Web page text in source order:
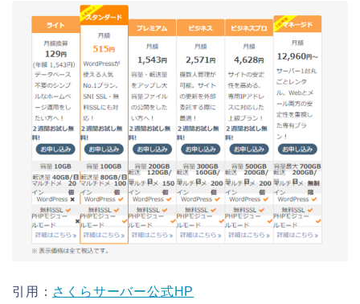
引用： さくらサーバー公式HP